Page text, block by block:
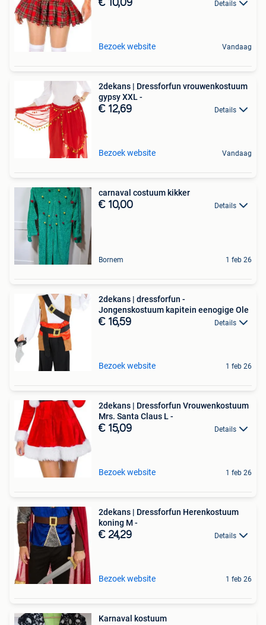
€ 10,09 Details
Bezoek website Vandaag
2dekans | Dressforfun vrouwenkostuum
gypsy XXL -
€ 12,69 Details
Bezoek website Vandaag
carnaval costuum kikker
€ 10,00 Details
Bornem 1 feb 26
2dekans | dressforfun -
Jongenskostuum kapitein eenogige Ole
€ 16,59 Details
Bezoek website 1 feb 26
2dekans | Dressforfun Vrouwenkostuum
Mrs. Santa Claus L -
€ 15,09 Details
Bezoek website 1 feb 26
2dekans | Dressforfun Herenkostuum
koning M -
€ 24,29 Details
Bezoek website 1 feb 26
Karnaval kostuum